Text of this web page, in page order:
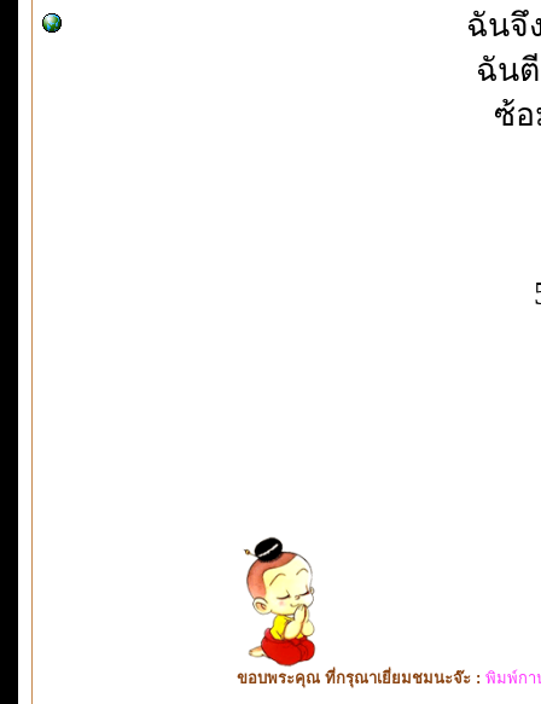
ฉันจึ
ฉัน
ซ้อ
ขอบพระคุณ ที่กรุณาเยี่ยมชมนะจ๊ะ : พิมพ์กา